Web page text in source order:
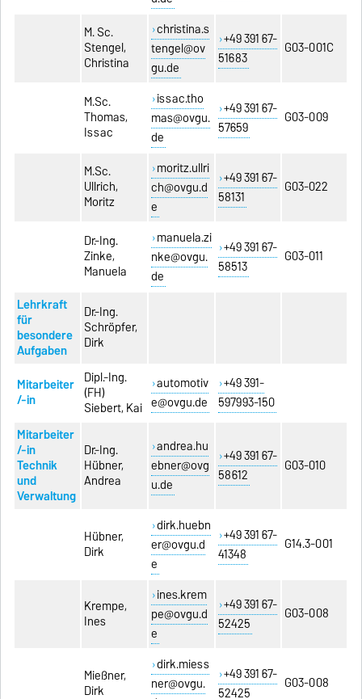
M. Sc.
Stengel,
Christina
christina.s
tengel@ov
gu.de
+49 391 67-
51683
G03-001C
M.Sc.
Thomas,
Issac
issac.tho
mas@ovgu.
de
+49 391 67-
57659
G03-009
M.Sc.
Ullrich,
Moritz
moritz.ullri
ch@ovgu.d
e
+49 391 67-
58131
G03-022
Dr.-Ing.
Zinke,
Manuela
manuela.zi
nke@ovgu.
de
+49 391 67-
58513
G03-011
Lehrkraft
für
besondere
Aufgaben
Dr.-Ing.
Schröpfer,
Dirk
Mitarbeiter
/-in
Dipl.-Ing.
(FH)
Siebert, Kai
automotiv
e@ovgu.de
+49 391-
597993-150
Mitarbeiter
/-in
Technik
und
Verwaltung
Dr.-Ing.
Hübner,
Andrea
andrea.hu
ebner@ovg
u.de
+49 391 67-
58612
G03-010
Hübner,
Dirk
dirk.huebn
er@ovgu.d
e
+49 391 67-
41348
G14.3-001
Krempe,
Ines
ines.krem
pe@ovgu.d
e
+49 391 67-
52425
G03-008
Mießner,
Dirk
dirk.miess
ner@ovgu.
+49 391 67-
52425
G03-008